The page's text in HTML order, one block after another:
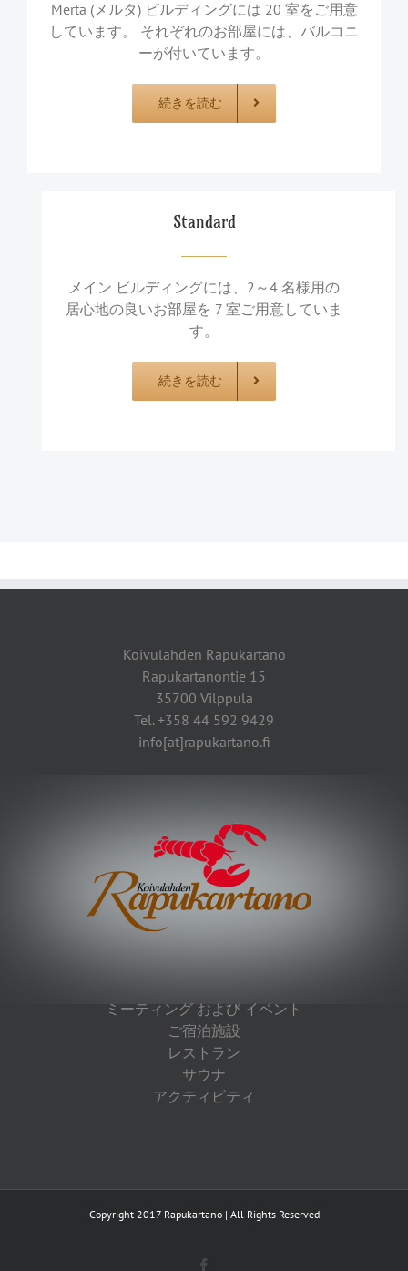
Merta (メルタ) ビルディングには 20 室をご用意
しています。 それぞれのお部屋には、バルコニ
ーが付いています。
続きを読む
Standard
メイン ビルディングには、2～4 名様用の
居心地の良いお部屋を 7 室ご用意していま
す。
続きを読む
Koivulahden Rapukartano
Rapukartanontie 15
35700 Vilppula
Tel. +358 44 592 9429
info[at]rapukartano.fi
ミーティング および イベント
ご宿泊施設
レストラン
サウナ
アクティビティ
Copyright 2017 Rapukartano | All Rights Reserved